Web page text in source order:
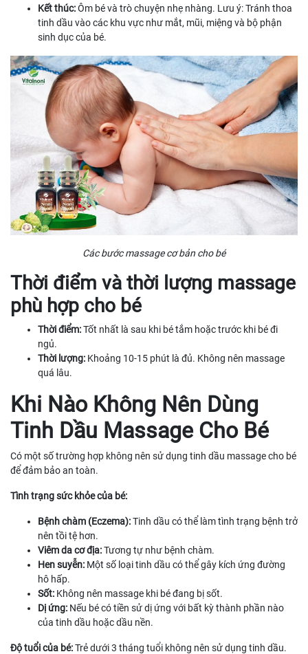
Kết thúc:Ôm bé và trò chuyện nhẹ nhàng. Lưu ý: Tránh thoa
tinh dầu vào các khu vực như mắt, mũi, miệng và bộ phận
sinh dục của bé.
Các bước massage cơ bản cho bé
Thời điểm và thời lượng massage
phù hợp cho bé
Thời điểm:Tốt nhất là sau khi bé tắm hoặc trước khi bé đi
ngủ.
Thời lượng: Khoảng 10-15 phút là đủ. Không nên massage
quá lâu.
Khi Nào Không Nên Dùng
Tinh Dầu Massage Cho Bé
Có một số trường hợp không nên sử dụng tinh dầu massage cho bé
để đảm bảo an toàn.
Tình trạng sức khỏe của bé:
Bệnh chàm (Eczema):Tinh dầu có thể làm tình trạng bệnh trở
nên tồi tệ hơn.
Viêm da cơ địa:Tương tự như bệnh chàm.
Hen suyễn: Một số loại tinh dầu có thể gây kích ứng đường
hô hấp.
Sốt: Không nên massage khi bé đang bị sốt.
Dị ứng: Nếu bé có tiền sử dị ứng với bất kỳ thành phần nào
của tinh dầu hoặc dầu nền.
Độ tuổi của bé:Trẻ dưới 3 tháng tuổi không nên sử dụng tinh dầu.